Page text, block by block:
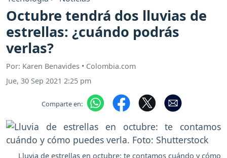
Octubre tendrá dos lluvias de
estrellas: ¿cuándo podrás
verlas?
Por: Karen Benavides • Colombia.com
Jue, 30 Sep 2021 2:25 pm
Comparte en:
Lluvia de estrellas en octubre: te contamos cuándo y cómo